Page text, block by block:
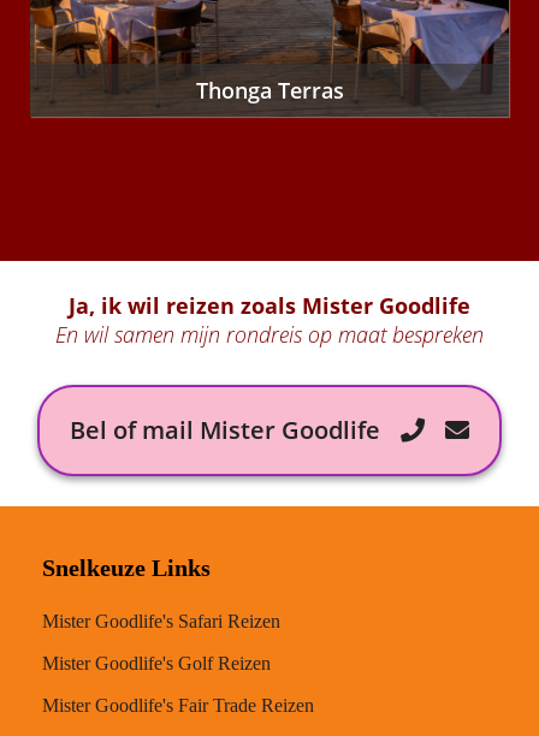
Thonga Terras
Ja, ik wil reizen zoals Mister Goodlife
En wil samen mijn rondreis op maat bespreken
Bel of mail Mister Goodlife
Snelkeuze Links
Mister Goodlife's Safari Reizen
Mister Goodlife's Golf Reizen
Mister Goodlife's Fair Trade Reizen